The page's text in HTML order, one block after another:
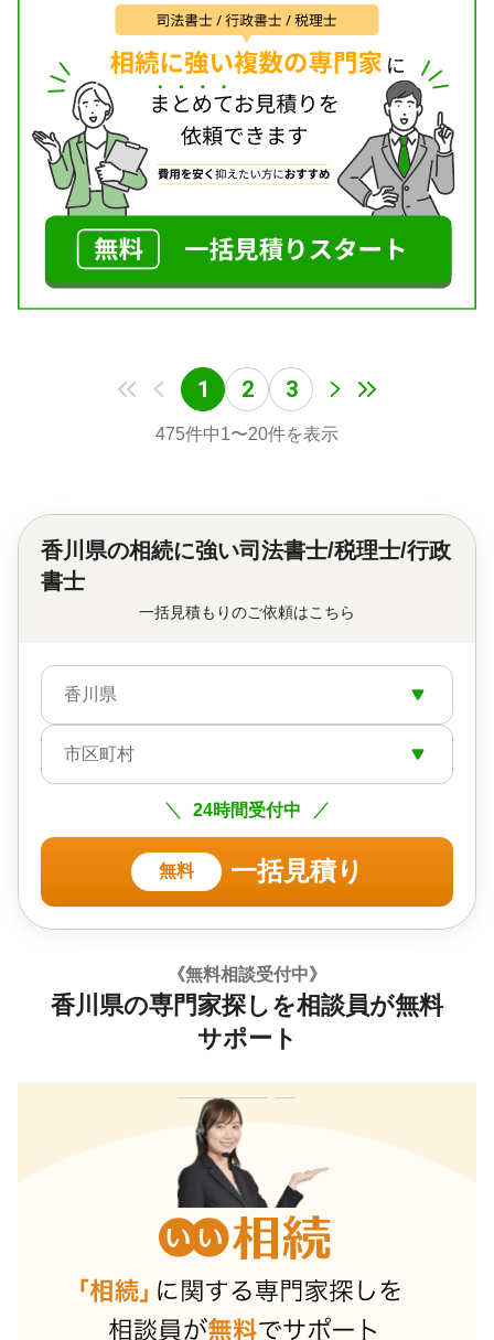
1 2 3
475件中1〜20件を表示
香川県の相続に強い司法書士/税理士/行政
書士
一括見積もりのご依頼はこちら
香川県
市区町村
24時間受付中
無料 一括見積り
《無料相談受付中》
香川県の専門家探しを相談員が無料
サポート